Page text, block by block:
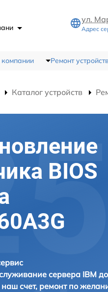
ул.
Адрес
Ремонт
Каталог устройств
BIOS
сервера IBM
счет, ремонт по